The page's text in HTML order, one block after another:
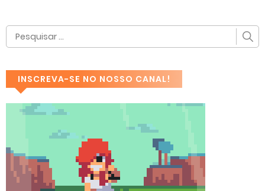
INSCREVA-SE NO NOSSO CANAL!